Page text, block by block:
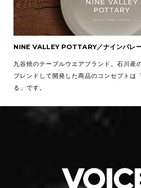
NINE VALLEY POTTARY／ナインバレ
九谷焼のテーブルウエアブランド。石川産
ブレンドして開発した商品のコンセプトは
る」です。